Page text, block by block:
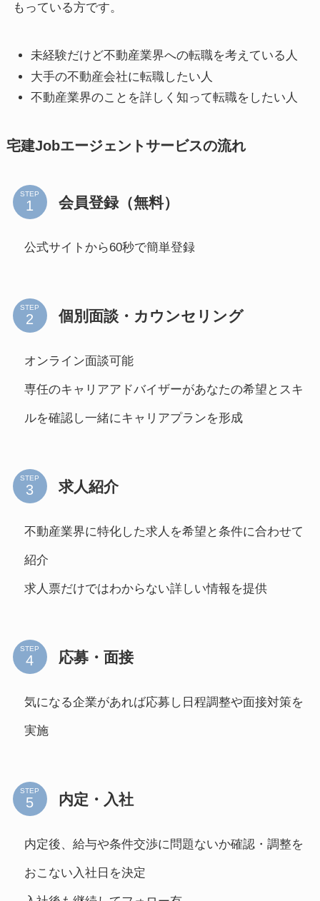
もっている方です。
未経験だけど不動産業界への転職を考えている人
大手の不動産会社に転職したい人
不動産業界のことを詳しく知って転職をしたい人
宅建Jobエージェントサービスの流れ
STEP 会員登録（無料）
公式サイトから60秒で簡単登録
STEP 個別面談・カウンセリング
オンライン面談可能
専任のキャリアアドバイザーがあなたの希望とスキ
ルを確認し一緒にキャリアプランを形成
STEP 求人紹介
不動産業界に特化した求人を希望と条件に合わせて
紹介
求人票だけではわからない詳しい情報を提供
STEP 応募・面接
気になる企業があれば応募し日程調整や面接対策を
実施
STEP 内定・入社
内定後、給与や条件交渉に問題ないか確認・調整を
おこない入社日を決定